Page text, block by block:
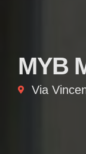
MYB
Via